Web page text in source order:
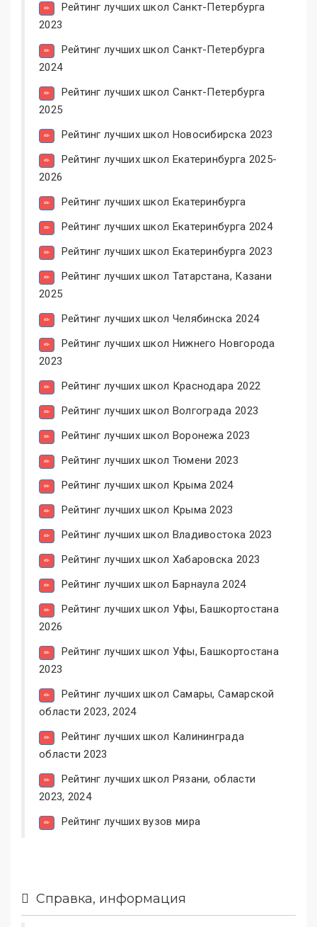
Рейтинг лучших школ Санкт-Петербурга
2023
Рейтинг лучших школ Санкт-Петербурга
2024
Рейтинг лучших школ Санкт-Петербурга
2025
Рейтинг лучших школ Новосибирска 2023
Рейтинг лучших школ Екатеринбурга 2025-
2026
Рейтинг лучших школ Екатеринбурга
Рейтинг лучших школ Екатеринбурга 2024
Рейтинг лучших школ Екатеринбурга 2023
Рейтинг лучших школ Татарстана, Казани
2025
Рейтинг лучших школ Челябинска 2024
Рейтинг лучших школ Нижнего Новгорода
2023
Рейтинг лучших школ Краснодара 2022
Рейтинг лучших школ Волгограда 2023
Рейтинг лучших школ Воронежа 2023
Рейтинг лучших школ Тюмени 2023
Рейтинг лучших школ Крыма 2024
Рейтинг лучших школ Крыма 2023
Рейтинг лучших школ Владивостока 2023
Рейтинг лучших школ Хабаровска 2023
Рейтинг лучших школ Барнаула 2024
Рейтинг лучших школ Уфы, Башкортостана
2026
Рейтинг лучших школ Уфы, Башкортостана
2023
Рейтинг лучших школ Самары, Самарской
области 2023, 2024
Рейтинг лучших школ Калининграда
области 2023
Рейтинг лучших школ Рязани, области
2023, 2024
Рейтинг лучших вузов мира
Справка, информация